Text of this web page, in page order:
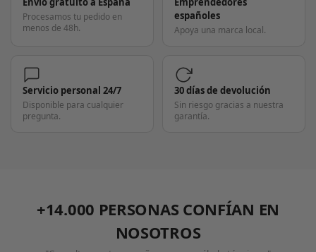
Procesamos tu pedido en
menos de 48h.
españoles
Apoya una marca local.
Servicio personal 24/7
Disponible para cualquier
pregunta.
30 días de devolución
Sin riesgo gracias a nuestra
garantía.
+14.000 PERSONAS CONFÍAN EN
NOSOTROS